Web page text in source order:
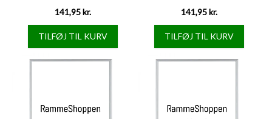
141,95 kr.
TILFØJ TIL KURV
141,95 kr.
TILFØJ TIL KURV